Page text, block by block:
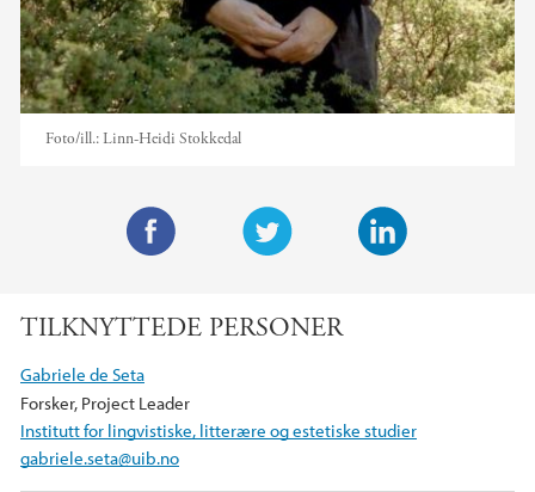
Foto/ill.:Linn-Heidi Stokkedal
i
b
o
TILKNYTTEDE PERSONER
Gabriele de Seta
Forsker, Project Leader
Institutt for lingvistiske, litterære og estetiske studier
gabriele.seta@uib.no